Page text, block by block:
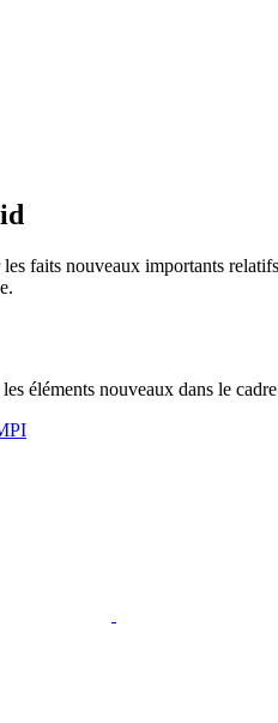
faits nouveaux importants
éléments nouveaux dans le